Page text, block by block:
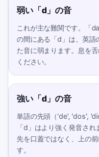
弱い「d」の音
これが主な難関です。「
の間にある「d」は、英
た音に弱まります。息を
ください。
強い「d」の音
単語の先頭（'de', 'dos',
「d」はより強く発音さ
先を口蓋ではなく、上の
す。